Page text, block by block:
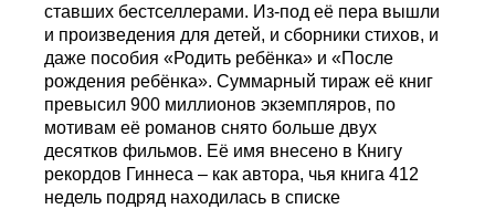
ставших бестселлерами. Из-под её пера вышли
и произведения для детей, и сборники стихов, и
даже пособия «Родить ребёнка» и «После
рождения ребёнка». Суммарный тираж её книг
превысил 900 миллионов экземпляров, по
мотивам её романов снято больше двух
десятков фильмов. Её имя внесено в Книгу
рекордов Гиннеса – как автора, чья книга 412
недель подряд находилась в списке